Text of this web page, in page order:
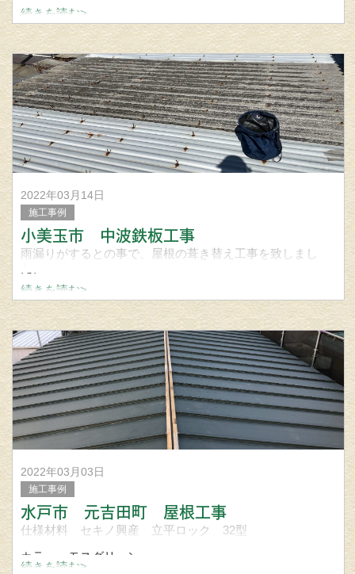
使用材料 稲垣商事 ヒランビー220
カラー ダークブラウン
屋根 外壁 雨樋工事の事なら笠間市の宮城建築板金まで問い
合わせく
続きを読む>
2022年03月14日
施工事例
小美玉市 中波鉄板工事
雨漏りがするとの事で、屋根の葺き替え工事を致しまし
↑荷上げです。
工事完了
使用材料 セキノ興産 鉄板中波鉄板
屋根 外壁 雨樋工事の事なら笠間市の宮城建築板金まで問い
合わせくだ
続きを読む>
2022年03月03日
施工事例
水戸市 元吉田町 屋根工事
仕様材料 セキノ興産 立平ロック 32型
カラー モスグリーン
続きを読む>